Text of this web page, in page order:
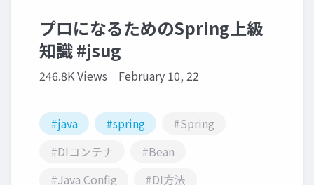
プロになるためのSpring上級
知識 #jsug
246.8K Views February 10, 22
#java #spring
#Spring
#DIコンテナ
#Bean
#Java Config
#DI方法